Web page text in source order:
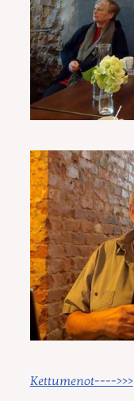
Kettumenot---->>>